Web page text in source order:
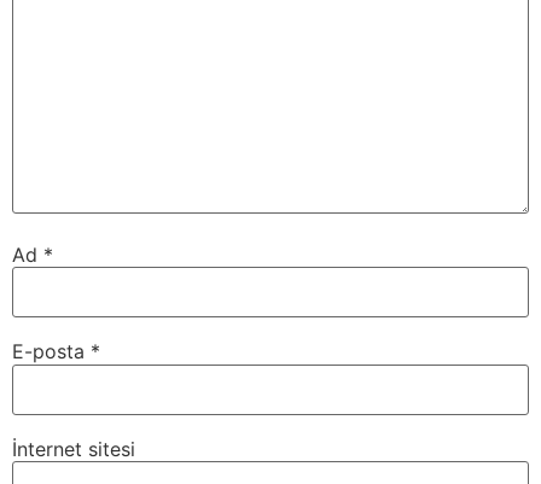
Ad *
E-posta *
İnternet sitesi